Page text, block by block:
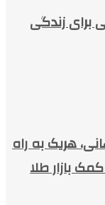
برای زندگی
هریک به راه
بازار طلا